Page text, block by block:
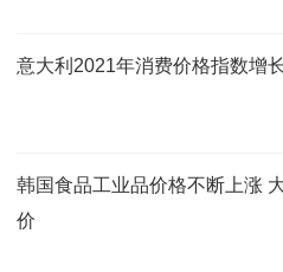
意大利2021年消费价格指数增
韩国食品工业品价格不断上涨
价